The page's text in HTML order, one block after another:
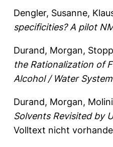
Dengler, Susanne,
specificities? A pilot
Durand, Morgan,
the Rationalization of
Alcohol / Water
Durand, Morgan,
Solvents Revisited by
Volltext nicht